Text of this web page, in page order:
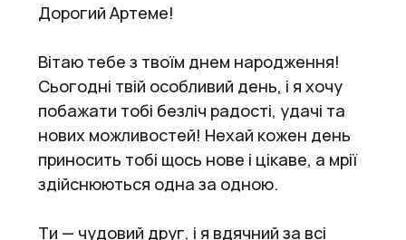
Дорогий Артеме!
Вітаю тебе з твоїм днем народження!
Сьогодні твій особливий день, і я хочу
побажати тобі безліч радості, удачі та
нових можливостей! Нехай кожен день
приносить тобі щось нове і цікаве, а мрії
здійснюються одна за одною.
Ти — чудовий друг, і я вдячний за всі